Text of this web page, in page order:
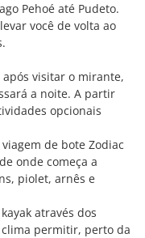
Pehoé até Pudeto.
você de volta ao
após visitar o mirante,
a noite. A partir
opcionais
viagem de bote Zodiac
onde começa a
piolet, arnês e
através dos
permitir, perto da